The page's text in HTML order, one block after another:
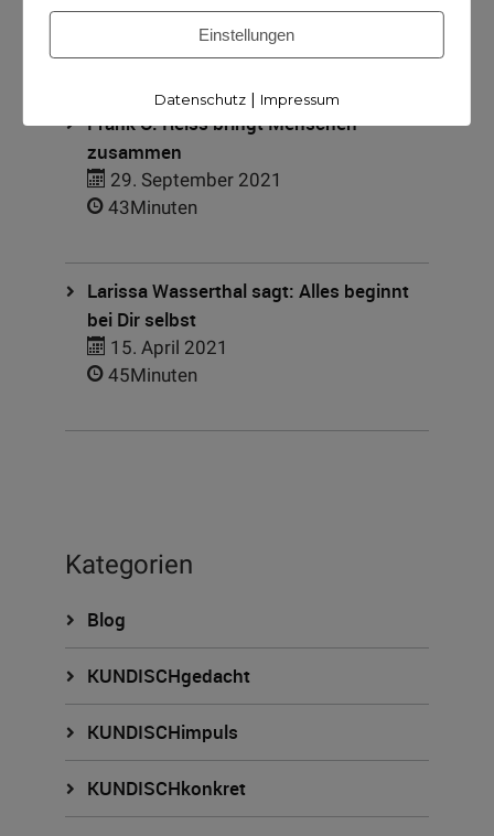
26. November 2021
1Stunde1Minuten
Frank O. Reiss bringt Menschen
zusammen
29. September 2021
43Minuten
Larissa Wasserthal sagt: Alles beginnt
bei Dir selbst
15. April 2021
45Minuten
Kategorien
Blog
KUNDISCHgedacht
KUNDISCHimpuls
KUNDISCHkonkret
Einstellungen
Datenschutz| Impressum